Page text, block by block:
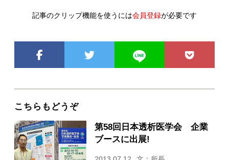
記事のクリップ機能を使うには会員登録が必要です
こちらもどうぞ
第58回日本透析医学会 企業
ブースに出展!